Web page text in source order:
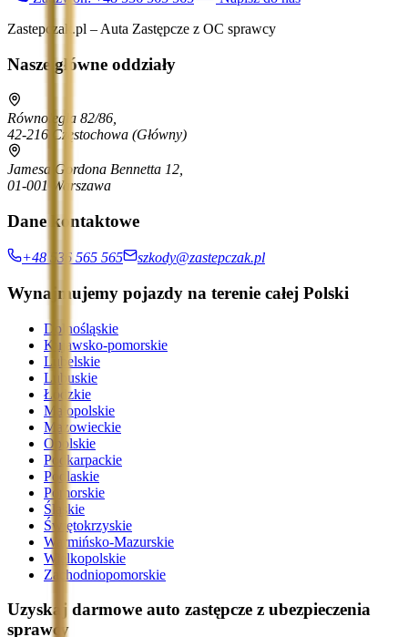
Zastepczak.pl – Auta Zastępcze z OC sprawcy
Nasze główne oddziały
Równoległa 82/86,
42-216 Częstochowa (Główny)
Jamesa Gordona Bennetta 12,
01-001 Warszawa
Dane kontaktowe
+48 536 565 565 szkody@zastepczak.pl
Wynajmujemy pojazdy na terenie całej Polski
Dolnośląskie
Kujawsko-pomorskie
Lubelskie
Lubuskie
Łódzkie
Małopolskie
Mazowieckie
Opolskie
Podkarpackie
Podlaskie
Pomorskie
Śląskie
Świętokrzyskie
Warmińsko-Mazurskie
Wielkopolskie
Zachodniopomorskie
Uzyskaj darmowe auto zastępcze z ubezpieczenia
sprawcy